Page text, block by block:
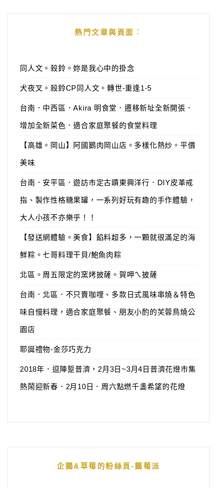
熱門文章與頁面︰
同人文。殺鈴。妳是我心中的掛念
犬夜叉。殺鈴CP同人文。轉世-重逢1-5
台南．中西區．Akira 明食堂．遷移新址全新開張．
增加全新菜色．適合家庭聚餐的食堂料理
【高雄。岡山】阿國鵝肉岡山店。多樣化熱炒。平價
美味
台南．安平區．遊訪市定古蹟東興洋行．DIY皮革戒
指、製作性格糖果罐，一系列好玩有趣的手作體驗，
大人小孩不亦樂乎！！
【發送網體驗。美食】餡料超多，一顆就很滿足的海
鮮粽。七哥料理干貝/鮑魚肉粽
北區。周五限定的窯烤披薩。賀呷ㄟ披薩
台南．北區．不只賣咖哩、多款日式風味串燒＆特色
味自慢料理，適合家庭聚餐、朋友小酌的芙蓉鳥燒公
園店
耶誕禮物-金莎巧克力
2018年．逗陣踅普濟，2月3日~3月4日普濟花燈市集
熱鬧迎新春．2月10日．周六點燃千盞希望的花燈
企鵝&草莓的粉絲頁-鵝莓派